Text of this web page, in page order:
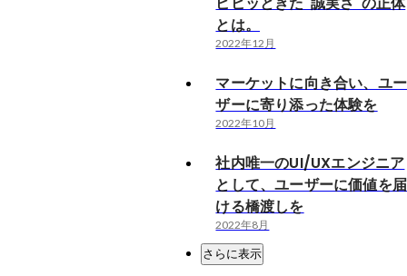
とは。
2022年12月
マーケットに向き合い、ユー
ザーに寄り添った体験を
2022年10月
社内唯一のUI/UXエンジニア
として、ユーザーに価値を届
ける橋渡しを
2022年8月
さらに表示